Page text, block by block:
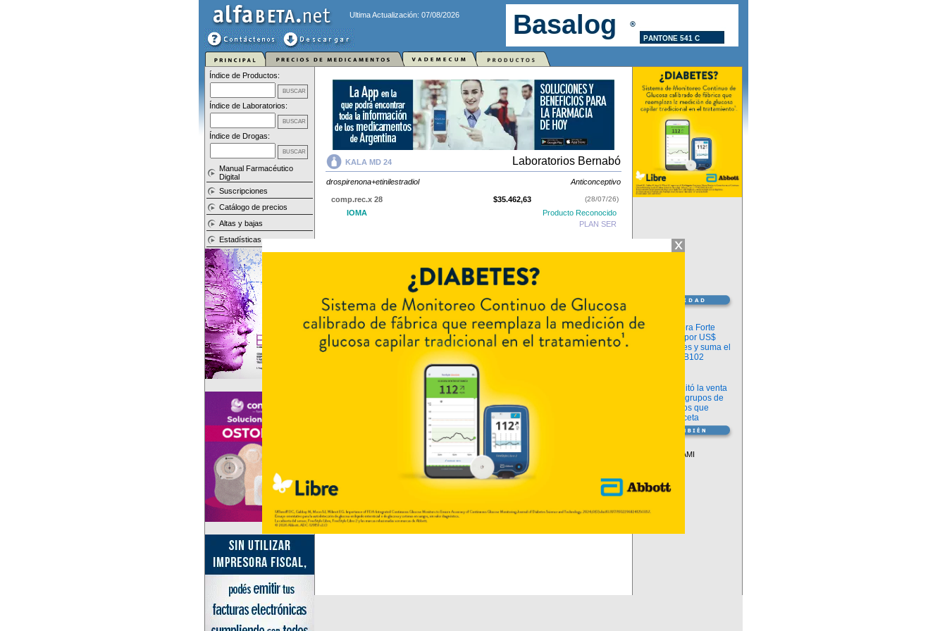
Ultima Actualización: 07/08/2026
Índice de Productos:
Índice de Laboratorios:
Índice de Drogas:
Manual Farmacéutico
Digital
Suscripciones
Catálogo de precios
Altas y bajas
Estadísticas
KALA MD 24 Laboratorios Bernabó
drospirenona+etinilestradiol Anticonceptivo
comp.rec.x 28 $35.462,63 (28/07/26)
IOMA
Producto Reconocido
PLAN SER
contienedrospirenona+etinilestradioly se indica como
. Es producido porLaboratorios Bernabó
presentación disponible.
Explorar más
Otros productos condrospirenona+etinilestradiol
Otros productos de
Laboratorios Bernabó
Información
argenx compra Forte
Biosciences por US$
2.200 millones y suma el
anticuerpo FB102
ANMAT habilitó la venta
libre de diez grupos de
medicamentos que
requerían receta
Descuentos PAMI